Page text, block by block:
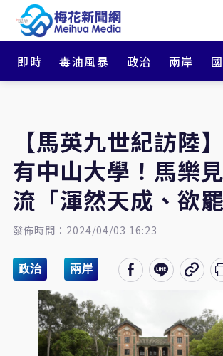
即時 毒油風暴 政治 兩岸
【馬英九世紀訪陸
有中山大學！馬樂
流「渾然天成、欲罷
發佈時間：2024/04/03 16:23
政治 兩岸